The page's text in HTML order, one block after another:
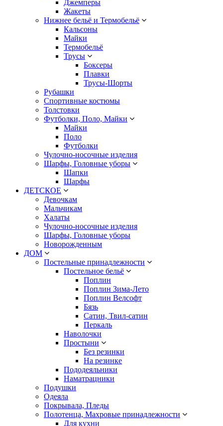
Джемперы
Жакеты
Нижнее бельё и Термобельё
Кальсоны
Майки
Термобельё
Трусы
Боксеры
Плавки
Трусы-Шорты
Рубашки
Спортивные костюмы
Толстовки
Футболки, Поло, Майки
Майки
Поло
Футболки
Чулочно-носочные изделия
Шарфы, Головные уборы
Шапки
Шарфы
ДЕТСКОЕ
Девочкам
Мальчикам
Халаты
Чулочно-носочные изделия
Шарфы, Головные уборы
Новорожденным
ДОМ
Постельные принадлежности
Постельное бельё
Поплин
Поплин Зима-Лето
Поплин Велсофт
Бязь
Сатин, Твил-сатин
Перкаль
Наволочки
Простыни
Без резинки
На резинке
Пододеяльники
Наматрацники
Подушки
Одеяла
Покрывала, Пледы
Полотенца, Махровые принадлежности
Для кухни